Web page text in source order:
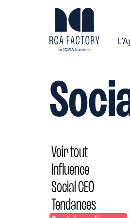
r
y
Voir tout
Influence
Social CEO
Tendances